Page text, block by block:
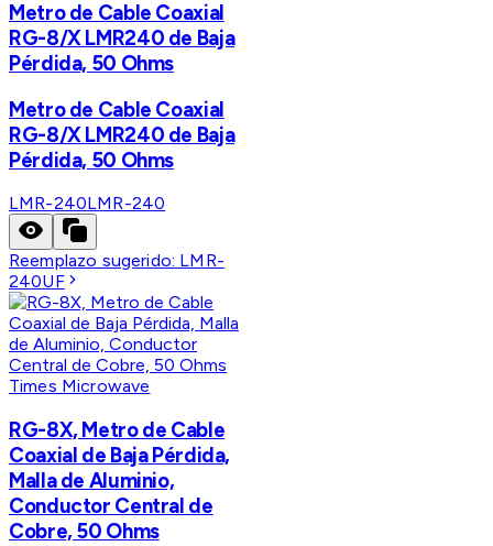
Metro de Cable Coaxial
RG-8/X LMR240 de Baja
Pérdida, 50 Ohms
Metro de Cable Coaxial
RG-8/X LMR240 de Baja
Pérdida, 50 Ohms
LMR-240LMR-240
Reemplazo sugerido: LMR-
240UF
Times Microwave
RG-8X, Metro de Cable
Coaxial de Baja Pérdida,
Malla de Aluminio,
Conductor Central de
Cobre, 50 Ohms